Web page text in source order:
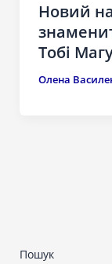
Новий
Тобі
Олена
Пошук